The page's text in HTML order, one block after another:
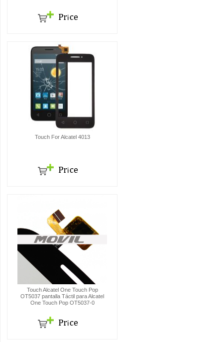
Touch For Alcatel 4013
Touch Alcatel One Touch Pop
OT5037 pantalla Táctil para Alcatel
One Touch Pop OT5037-0